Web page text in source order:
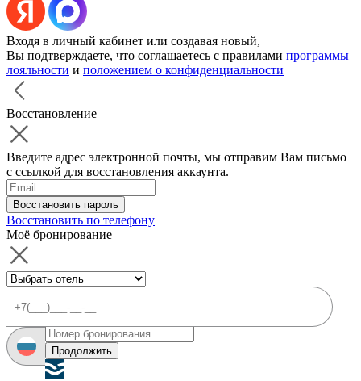
Входя в личный кабинет или создавая новый,
Вы подтверждаете, что соглашаетесь с правилами программы
лояльности и положением о конфиденциальности
Восстановление
Введите адрес электронной почты, мы отправим Вам письмо
с ссылкой для восстановления аккаунта.
Восстановить пароль
Восстановить по телефону
Моё бронирование
Продолжить